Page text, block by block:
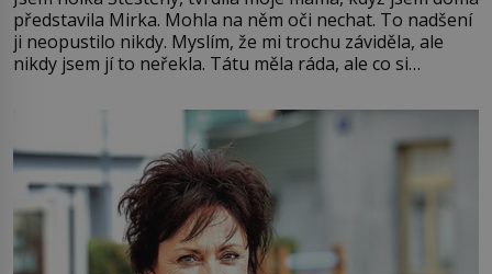
představila Mirka. Mohla na něm oči nechat. To nadšení
ji neopustilo nikdy. Myslím, že mi trochu záviděla, ale
nikdy jsem jí to neřekla. Tátu měla ráda, ale co si
Jsme spolu moc rádi Tehdy byla jiná doba, když